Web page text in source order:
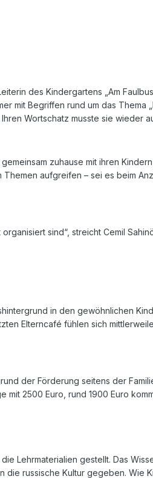
des Kindergartens „Am
mit Begriffen rund um das Thema
Wortschatz musste sie wieder
zuhause mit ihren
aufgreifen – sei es beim
sind“, streicht Cemil
in den gewöhnlichen
Elterncafé fühlen sich
der Förderung seitens der
2500 Euro, rund 1900 Euro
Lehrmaterialien gestellt. Das
russische Kultur gegeben. Wie